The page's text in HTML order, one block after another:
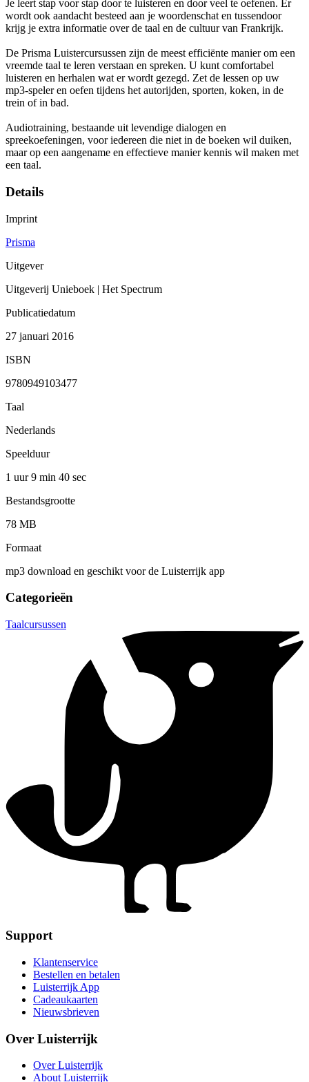
Je leert stap voor stap door te luisteren en door veel te oefenen. Er
wordt ook aandacht besteed aan je woordenschat en tussendoor
krijg je extra informatie over de taal en de cultuur van Frankrijk.
De Prisma Luistercursussen zijn de meest efficiënte manier om een
vreemde taal te leren verstaan en spreken. U kunt comfortabel
luisteren en herhalen wat er wordt gezegd. Zet de lessen op uw
mp3-speler en oefen tijdens het autorijden, sporten, koken, in de
trein of in bad.
Audiotraining, bestaande uit levendige dialogen en
spreekoefeningen, voor iedereen die niet in de boeken wil duiken,
maar op een aangename en effectieve manier kennis wil maken met
een taal.
Details
Imprint
Prisma
Uitgever
Uitgeverij Unieboek | Het Spectrum
Publicatiedatum
27 januari 2016
ISBN
9780949103477
Taal
Nederlands
Speelduur
1 uur 9 min 40 sec
Bestandsgrootte
78 MB
Formaat
mp3 download en geschikt voor de Luisterrijk app
Categorieën
Taalcursussen
Support
Klantenservice
Bestellen en betalen
Luisterrijk App
Cadeaukaarten
Nieuwsbrieven
Over Luisterrijk
Over Luisterrijk
About Luisterrijk